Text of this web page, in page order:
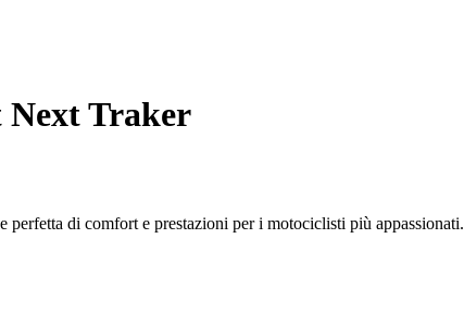
Next Traker
di comfort e prestazioni per i motociclisti più appassionati.